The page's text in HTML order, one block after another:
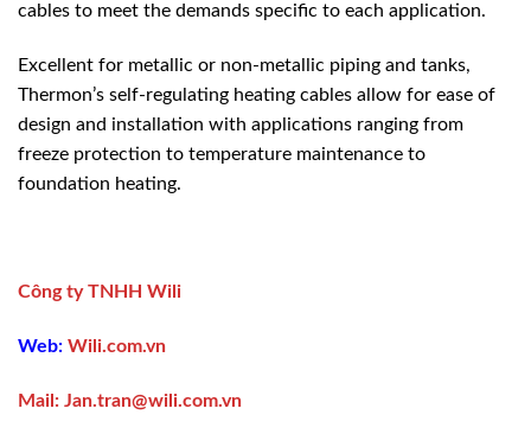
cables to meet the demands speciﬁc to each application.
Excellent for metallic or non-metallic piping and tanks,
Thermon’s self-regulating heating cables allow for ease of
design and installation with applications ranging from
freeze protection to temperature maintenance to
foundation heating.
Công ty TNHH Wili
Web: Wili.com.vn
Mail: Jan.tran@wili.com.vn